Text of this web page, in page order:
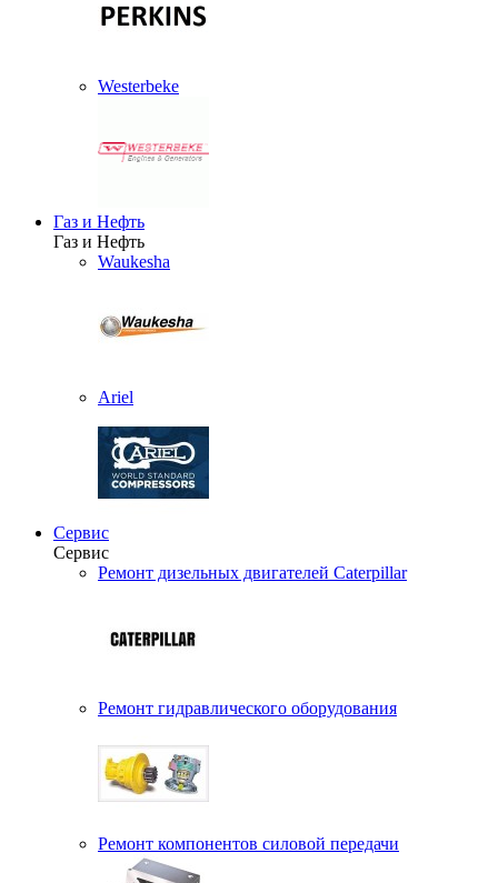
Westerbeke
Газ и Нефть
Газ и Нефть
Waukesha
Ariel
Сервис
Сервис
Ремонт дизельных двигателей Caterpillar
Ремонт гидравлического оборудования
Ремонт компонентов силовой передачи